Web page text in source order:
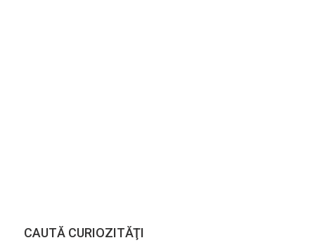
CAUTĂ CURIOZITĂŢI